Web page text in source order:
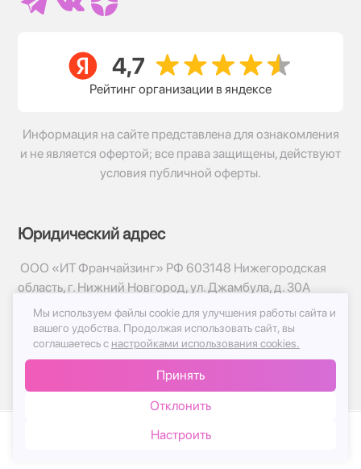
Рейтинг организации в яндексе
Информация на сайте представлена для ознакомления
и не является офертой; все права защищены, действуют
условия публичной оферты.
Юридический адрес
ООО «ИТ Франчайзинг» РФ 603148 Нижегородская
область, г. Нижний Новгород, ул. Джамбула, д. 30А
© 2017-2026г, База Цветов 24.ру
Политика конфиденциальности
Публичная оферта
Мы используем файлы cookie для улучшения работы сайта и
вашего удобства. Продолжая использовать сайт, вы
соглашаетесь с настройками использования cookies.
Принять
Отклонить
Настроить